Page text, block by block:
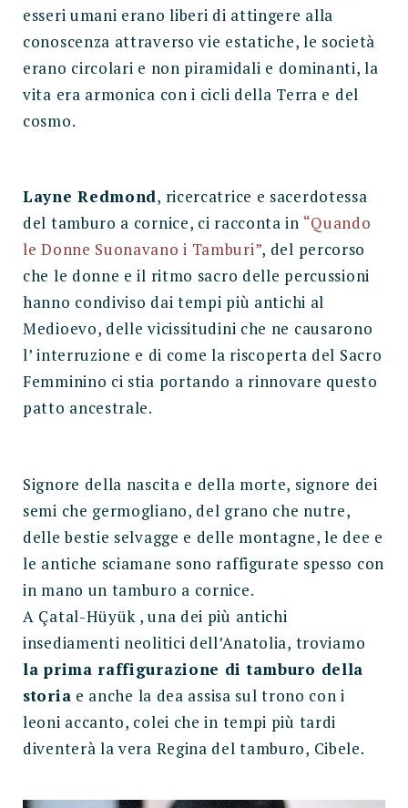
esseri umani erano liberi di attingere alla
conoscenza attraverso vie estatiche, le società
erano circolari e non piramidali e dominanti, la
vita era armonica con i cicli della Terra e del
cosmo.
Layne Redmond, ricercatrice e sacerdotessa
del tamburo a cornice, ci racconta in “Quando
le Donne Suonavano i Tamburi”, del percorso
che le donne e il ritmo sacro delle percussioni
hanno condiviso dai tempi più antichi al
Medioevo, delle vicissitudini che ne causarono
l’ interruzione e di come la riscoperta del Sacro
Femminino ci stia portando a rinnovare questo
patto ancestrale.
Signore della nascita e della morte, signore dei
semi che germogliano, del grano che nutre,
delle bestie selvagge e delle montagne, le dee e
le antiche sciamane sono raffigurate spesso con
in mano un tamburo a cornice.
A Çatal-Hüyük , una dei più antichi
insediamenti neolitici dell’Anatolia, troviamo
la prima raffigurazione di tamburo della
storia e anche la dea assisa sul trono con i
leoni accanto, colei che in tempi più tardi
diventerà la vera Regina del tamburo, Cibele.